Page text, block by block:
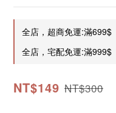
全店，超商免運:滿699$
全店，宅配免運:滿999$
NT$149 NT$300